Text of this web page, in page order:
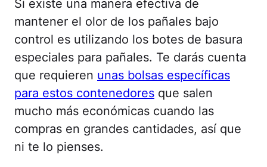
Si existe una manera efectiva de
mantener el olor de los pañales bajo
control es utilizando los botes de basura
especiales para pañales. Te darás cuenta
que requieren unas bolsas específicas
para estos contenedores que salen
mucho más económicas cuando las
compras en grandes cantidades, así que
ni te lo pienses.